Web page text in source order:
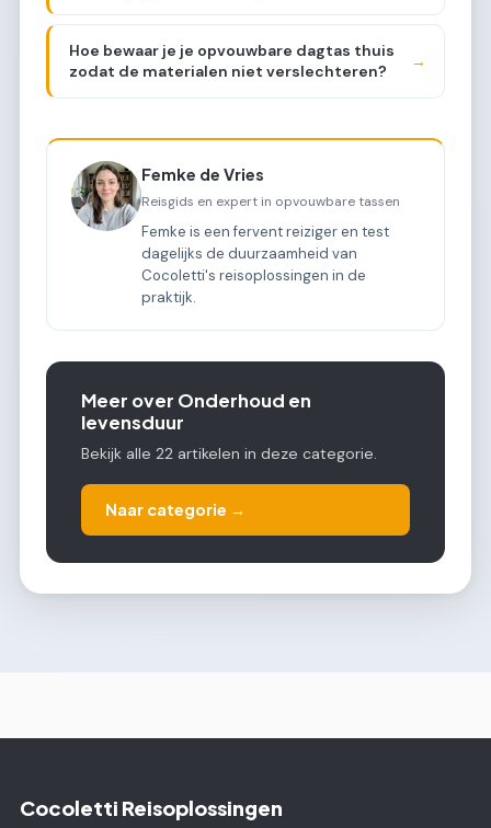
Hoe bewaar je je opvouwbare dagtas thuis
zodat de materialen niet verslechteren?
→
Femke de Vries
Reisgids en expert in opvouwbare tassen
Femke is een fervent reiziger en test
dagelijks de duurzaamheid van
Cocoletti's reisoplossingen in de
praktijk.
Meer over Onderhoud en
levensduur
Bekijk alle 22 artikelen in deze categorie.
Naar categorie →
Cocoletti Reisoplossingen